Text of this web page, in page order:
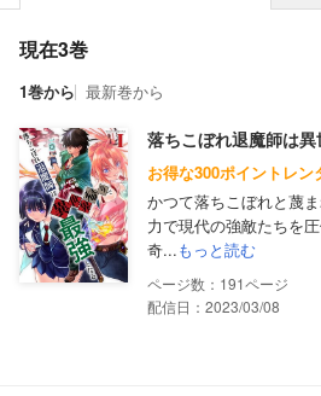
現在3巻
1巻から 最新巻から
落ちこぼれ退魔師は
お得な300ポイントレン
かつて落ちこぼれと蔑
力で現代の強敵たちを
奇...もっと読む
191
配信日：2023/03/08